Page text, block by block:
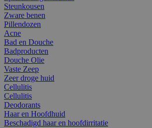
Steunkousen
Zware benen
Pillendozen
Acne
Bad en Douche
Badproducten
Douche Olie
Vaste Zeep
Zeer droge huid
Cellulitis
Cellulitis
Deodorants
Haar en Hoofdhuid
Beschadigd haar en hoofdirritatie